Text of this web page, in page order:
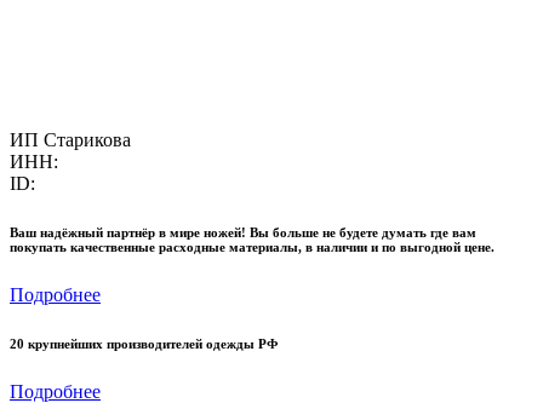
ИП Старикова
ИНН:
ID:
Ваш надёжный партнёр в мире ножей! Вы больше не будете думать где вам
покупать качественные расходные материалы, в наличии и по выгодной цене.
Подробнее
20 крупнейших производителей одежды РФ
Подробнее